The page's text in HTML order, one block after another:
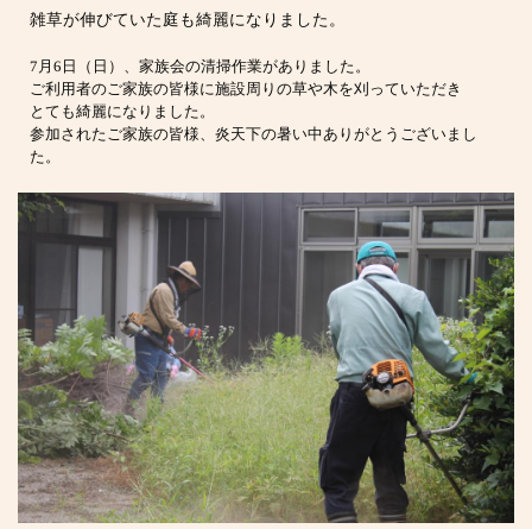
雑草が伸びていた庭も綺麗になりました。
7月6日（日）、家族会の清掃作業がありました。
ご利用者のご家族の皆様に施設周りの草や木を刈っていただき
とても綺麗になりました。
参加されたご家族の皆様、炎天下の暑い中ありがとうございまし
た。